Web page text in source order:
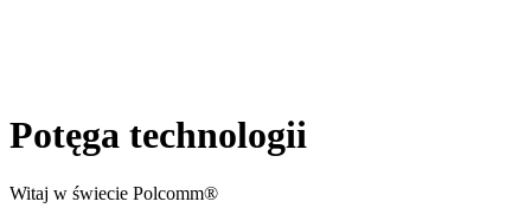
Potęga technologii
Witaj w świecie Polcomm®